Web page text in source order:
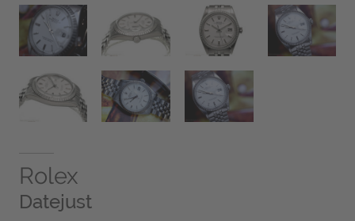
Rolex
Datejust